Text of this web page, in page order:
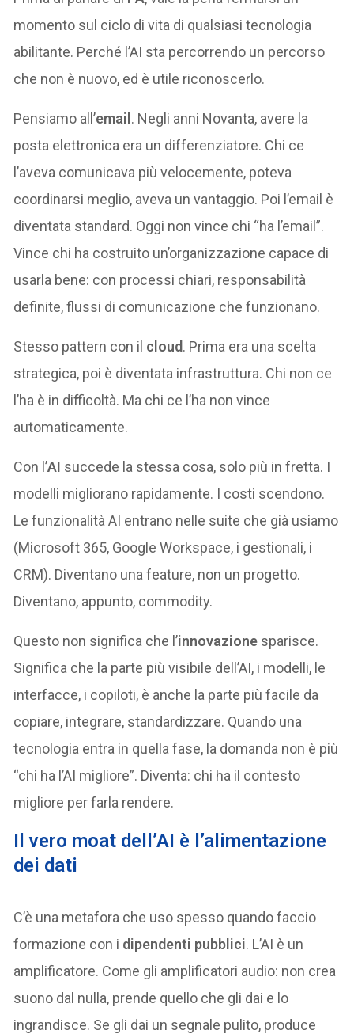
momento sul ciclo di vita di qualsiasi tecnologia
abilitante. Perché l’AI sta percorrendo un percorso
che non è nuovo, ed è utile riconoscerlo.
Pensiamo all’email. Negli anni Novanta, avere la
posta elettronica era un differenziatore. Chi ce
l’aveva comunicava più velocemente, poteva
coordinarsi meglio, aveva un vantaggio. Poi l’email è
diventata standard. Oggi non vince chi “ha l’email”.
Vince chi ha costruito un’organizzazione capace di
usarla bene: con processi chiari, responsabilità
definite, flussi di comunicazione che funzionano.
Stesso pattern con il cloud. Prima era una scelta
strategica, poi è diventata infrastruttura. Chi non ce
l’ha è in difficoltà. Ma chi ce l’ha non vince
automaticamente.
Con l’AI succede la stessa cosa, solo più in fretta. I
modelli migliorano rapidamente. I costi scendono.
Le funzionalità AI entrano nelle suite che già usiamo
(Microsoft 365, Google Workspace, i gestionali, i
CRM). Diventano una feature, non un progetto.
Diventano, appunto, commodity.
Questo non significa che l’innovazione sparisce.
Significa che la parte più visibile dell’AI, i modelli, le
interfacce, i copiloti, è anche la parte più facile da
copiare, integrare, standardizzare. Quando una
tecnologia entra in quella fase, la domanda non è più
“chi ha l’AI migliore”. Diventa: chi ha il contesto
migliore per farla rendere.
Il vero moat dell’AI è l’alimentazione
dei dati
C’è una metafora che uso spesso quando faccio
formazione con i dipendenti pubblici. L’AI è un
amplificatore. Come gli amplificatori audio: non crea
suono dal nulla, prende quello che gli dai e lo
ingrandisce. Se gli dai un segnale pulito, produce